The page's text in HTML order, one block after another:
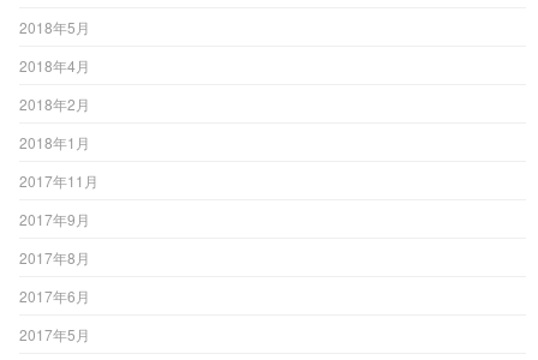
2018年5月
2018年4月
2018年2月
2018年1月
2017年11月
2017年9月
2017年8月
2017年6月
2017年5月